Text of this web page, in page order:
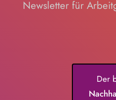
Newsletter für
Der